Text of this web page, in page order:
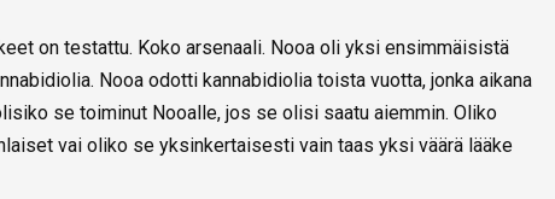
on testattu. Koko arsenaali. Nooa oli yksi ensimmäisistä
Nooa odotti kannabidiolia toista vuotta, jonka aikana
se toiminut Nooalle, jos se olisi saatu aiemmin. Oliko
vai oliko se yksinkertaisesti vain taas yksi väärä lääke